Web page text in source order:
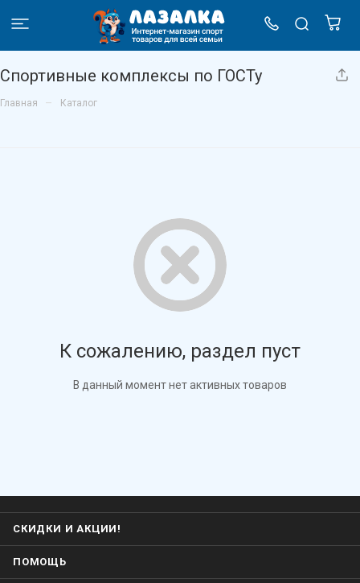
Спортивные комплексы по ГОСТу
Главная – Каталог
К сожалению, раздел пуст
В данный момент нет активных товаров
СКИДКИ И АКЦИИ!
ПОМОЩЬ